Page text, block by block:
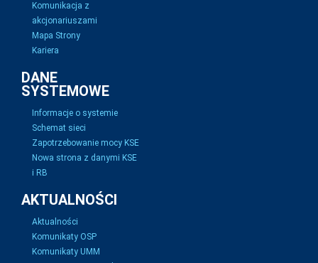
Komunikacja z
akcjonariuszami
Mapa Strony
Kariera
DANE
SYSTEMOWE
Informacje o systemie
Schemat sieci
Zapotrzebowanie mocy KSE
Nowa strona z danymi KSE
i RB
AKTUALNOŚCI
Aktualności
Komunikaty OSP
Komunikaty UMM